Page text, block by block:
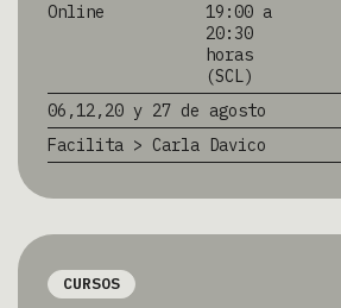
Online
19:00 a
20:30
horas
(SCL)
06,12,20 y 27 de agosto
Facilita > Carla Davico
CURSOS